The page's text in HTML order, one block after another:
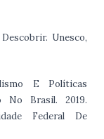
Unesco,
E Políticas
No Brasil. 2019.
Federal De